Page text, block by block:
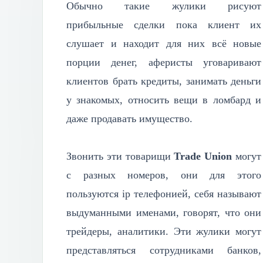
Обычно такие жулики рисуют
прибыльные сделки пока клиент их
слушает и находит для них всё новые
порции денег, аферисты уговаривают
клиентов брать кредиты, занимать деньги
у знакомых, относить вещи в ломбард и
даже продавать имущество.
Звонить эти товарищи Trade Unionмогут
с разных номеров, они для этого
пользуются ip телефонией, себя называют
выдуманными именами, говорят, что они
трейдеры, аналитики. Эти жулики могут
представляться сотрудниками банков,